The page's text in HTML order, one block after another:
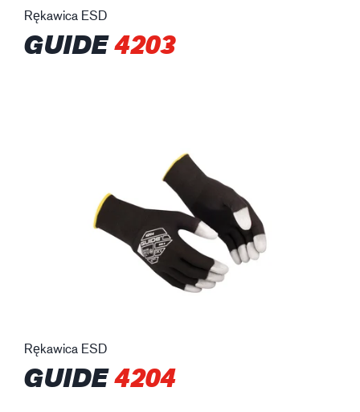
Rękawica ESD
GUIDE4203
Rękawica ESD
GUIDE4204